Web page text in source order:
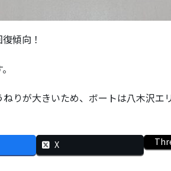
傾向！
りが大きいため、ボートは八木沢エ
X